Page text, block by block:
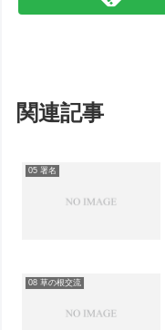
関連記事
05 署名
08 草の根交流